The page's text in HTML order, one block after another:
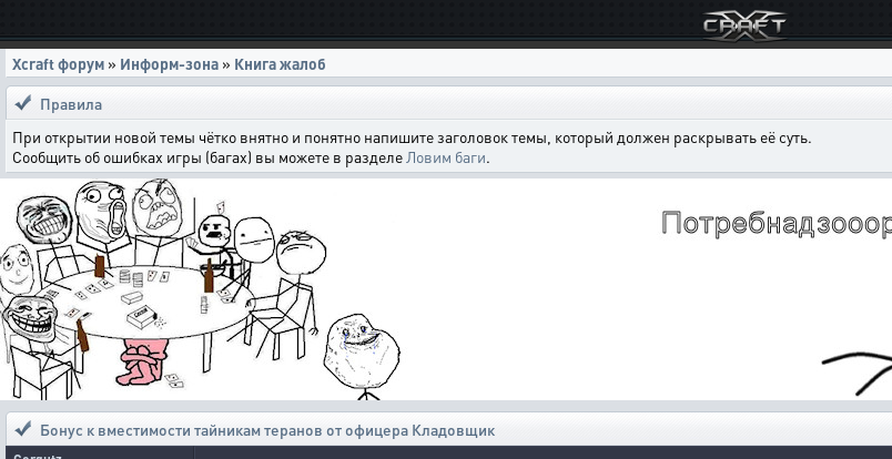
Xcraft форум » Информ-зона » Книга жалоб
Правила
При открытии новой темы чётко внятно и понятно напишите заголовок темы, который должен раскрывать её суть.
Сообщить об ошибках игры (багах) вы можете в разделе Ловим баги.
Бонус к вместимости тайникам теранов от офицера Кладовщик